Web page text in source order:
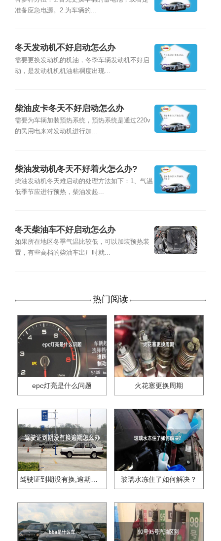
准备应急电源。2.为车辆的...
冬天发动机不好启动怎么办
需要更换发动机的机油，冬季车辆发动机不好启
动，是发动机机机油粘稠度出现...
柴油皮卡冬天不好启动怎么办
需要为车辆加装预热系统，预热系统是通过220v
的民用电来对发动机进行加...
柴油发动机冬天不好着火怎么办?
柴油发动机冬天难启动的处理方法如下：1、气温
低季节应进行预热，柴油发起...
冬天柴油车不好启动怎么办
如果所在地区冬季气温比较低，可以加装预热装
置，有些高档的柴油车出厂时就...
热门阅读
epc灯亮是什么问题 火花塞更换周期
驾驶证到期没有换,逾期怎么办?? 玻璃水冻住了如何解决？